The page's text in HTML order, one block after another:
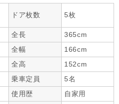
ドア枚数 5枚
全長
365cm
全幅
166cm
全高
152cm
乗車定員
5名
使用歴 自家用